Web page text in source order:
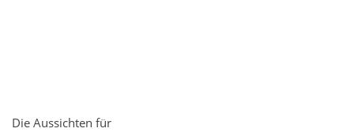
Die Aussichten für